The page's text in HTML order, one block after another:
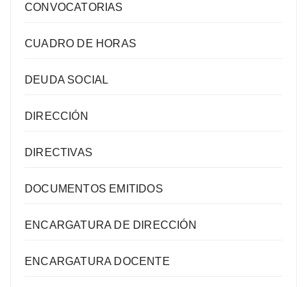
CONVOCATORIAS
CUADRO DE HORAS
DEUDA SOCIAL
DIRECCIÓN
DIRECTIVAS
DOCUMENTOS EMITIDOS
ENCARGATURA DE DIRECCIÓN
ENCARGATURA DOCENTE